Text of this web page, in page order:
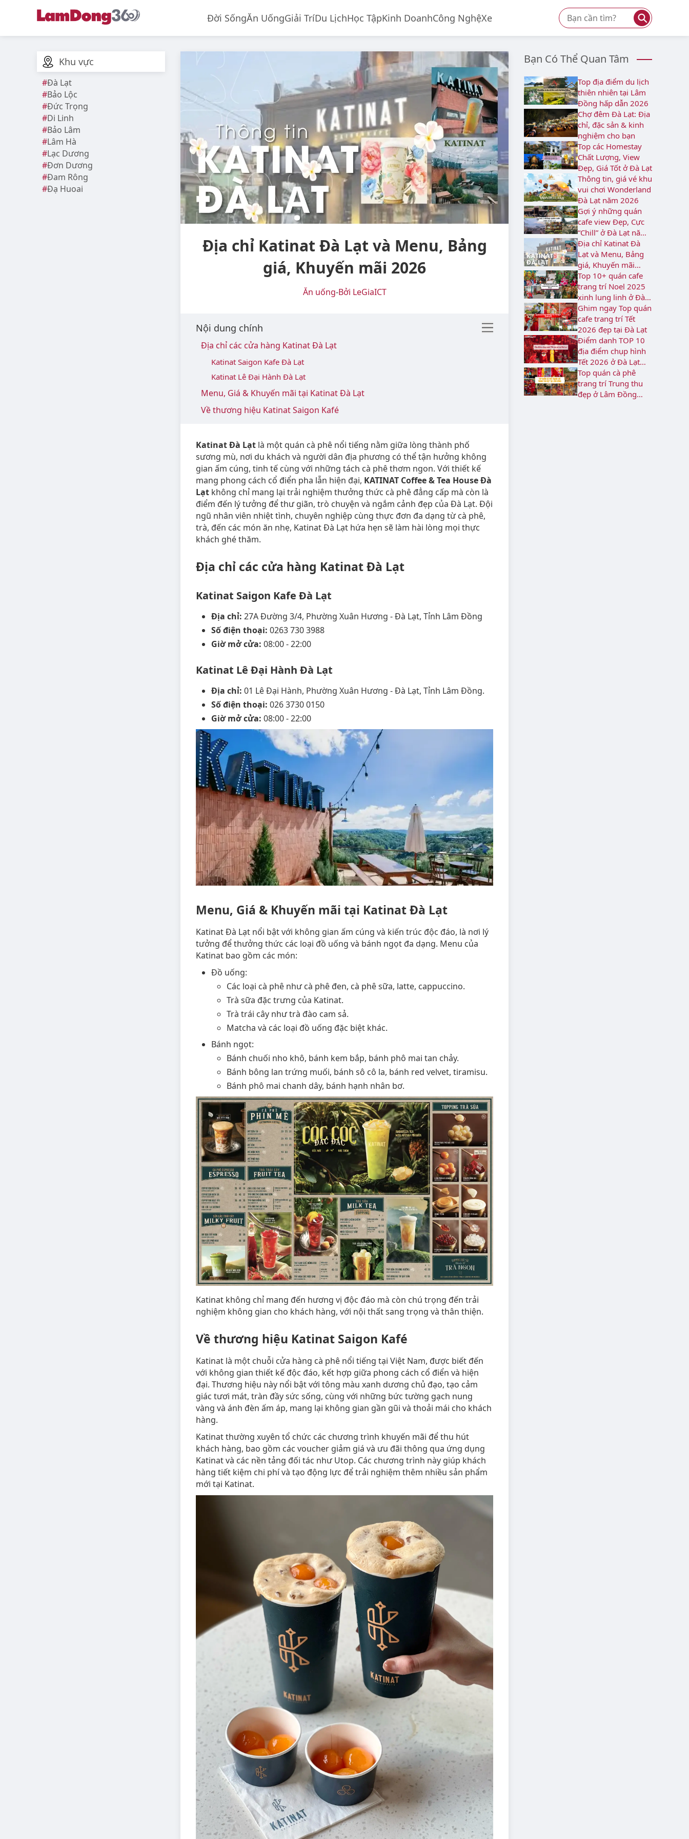
Đời SốngĂn UốngGiải TríDu LịchHọc TậpKinh DoanhCông NghệXe ⚲
Khu vực
Đà Lạt
Bảo Lộc
Đức Trọng
Di Linh
Bảo Lâm
Lâm Hà
Lạc Dương
Đơn Dương
Đam Rông
Đạ Huoai
Địa chỉ Katinat Đà Lạt và Menu, Bảng
giá, Khuyến mãi 2026
Ăn uống-Bởi LeGiaICT
Nội dung chính
Địa chỉ các cửa hàng Katinat Đà Lạt
Katinat Saigon Kafe Đà Lạt
Katinat Lê Đại Hành Đà Lạt
Menu, Giá & Khuyến mãi tại Katinat Đà Lạt
Về thương hiệu Katinat Saigon Kafé
Katinat Đà Lạt là một quán cà phê nổi tiếng nằm giữa lòng thành phố
sương mù, nơi du khách và người dân địa phương có thể tận hưởng không
gian ấm cúng, tinh tế cùng với những tách cà phê thơm ngon. Với thiết kế
mang phong cách cổ điển pha lẫn hiện đại, KATINAT Coffee & Tea House Đà
Lạt không chỉ mang lại trải nghiệm thưởng thức cà phê đẳng cấp mà còn là
điểm đến lý tưởng để thư giãn, trò chuyện và ngắm cảnh đẹp của Đà Lạt. Đội
ngũ nhân viên nhiệt tình, chuyên nghiệp cùng thực đơn đa dạng từ cà phê,
trà, đến các món ăn nhẹ, Katinat Đà Lạt hứa hẹn sẽ làm hài lòng mọi thực
khách ghé thăm.
Địa chỉ các cửa hàng Katinat Đà Lạt
Katinat Saigon Kafe Đà Lạt
Địa chỉ: 27A Đường 3/4, Phường Xuân Hương - Đà Lạt, Tỉnh Lâm Đồng
Số điện thoại: 0263 730 3988
Giờ mở cửa: 08:00 - 22:00
Katinat Lê Đại Hành Đà Lạt
Địa chỉ: 01 Lê Đại Hành, Phường Xuân Hương - Đà Lạt, Tỉnh Lâm Đồng.
Số điện thoại: 026 3730 0150
Giờ mở cửa: 08:00 - 22:00
Menu, Giá & Khuyến mãi tại Katinat Đà Lạt
Katinat Đà Lạt nổi bật với không gian ấm cúng và kiến trúc độc đáo, là nơi lý
tưởng để thưởng thức các loại đồ uống và bánh ngọt đa dạng. Menu của
Katinat bao gồm các món:
Đồ uống:
Các loại cà phê như cà phê đen, cà phê sữa, latte, cappuccino.
Trà sữa đặc trưng của Katinat.
Trà trái cây như trà đào cam sả.
Matcha và các loại đồ uống đặc biệt khác.
Bánh ngọt:
Bánh chuối nho khô, bánh kem bắp, bánh phô mai tan chảy.
Bánh bông lan trứng muối, bánh sô cô la, bánh red velvet, tiramisu.
Bánh phô mai chanh dây, bánh hạnh nhân bơ.
Katinat không chỉ mang đến hương vị độc đáo mà còn chú trọng đến trải
nghiệm không gian cho khách hàng, với nội thất sang trọng và thân thiện.
Về thương hiệu Katinat Saigon Kafé
Katinat là một chuỗi cửa hàng cà phê nổi tiếng tại Việt Nam, được biết đến
với không gian thiết kế độc đáo, kết hợp giữa phong cách cổ điển và hiện
đại. Thương hiệu này nổi bật với tông màu xanh dương chủ đạo, tạo cảm
giác tươi mát, tràn đầy sức sống, cùng với những bức tường gạch nung
vàng và ánh đèn ấm áp, mang lại không gian gần gũi và thoải mái cho khách
hàng​.
Katinat thường xuyên tổ chức các chương trình khuyến mãi để thu hút
khách hàng, bao gồm các voucher giảm giá và ưu đãi thông qua ứng dụng
Katinat và các nền tảng đối tác như Utop. Các chương trình này giúp khách
hàng tiết kiệm chi phí và tạo động lực để trải nghiệm thêm nhiều sản phẩm
mới tại Katinat​.
Bạn Có Thể Quan Tâm
Top địa điểm du lịch
thiên nhiên tại Lâm
Đồng hấp dẫn 2026
Chợ đêm Đà Lạt: Địa
chỉ, đặc sản & kinh
nghiệm cho bạn
Top các Homestay
Chất Lượng, View
Đẹp, Giá Tốt ở Đà Lạt
Thông tin, giá vé khu
vui chơi Wonderland
Đà Lạt năm 2026
Gợi ý những quán
cafe view Đẹp, Cực
“Chill” ở Đà Lạt năm
2026
Địa chỉ Katinat Đà
Lạt và Menu, Bảng
giá, Khuyến mãi
2026
Top 10+ quán cafe
trang trí Noel 2025
xinh lung linh ở Đà
Lạt
Ghim ngay Top quán
cafe trang trí Tết
2026 đẹp tại Đà Lạt
Điểm danh TOP 10
địa điểm chụp hình
Tết 2026 ở Đà Lạt
rực rỡ
Top quán cà phê
trang trí Trung thu
đẹp ở Lâm Đồng